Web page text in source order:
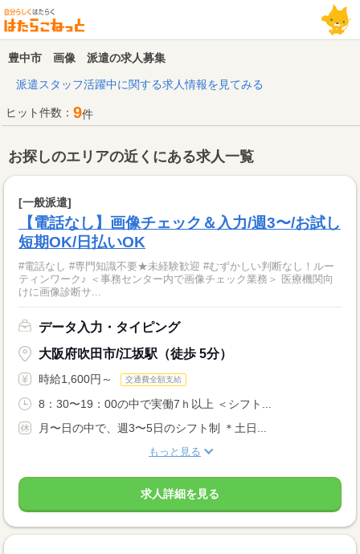
豊中市 画像 派遣の求人募集
派遣スタッフ活躍中に関する求人情報を見てみる
ヒット件数： 9件
お探しのエリアの近くにある求人一覧
[一般派遣]
【電話なし】画像チェック＆入力/週3〜/お試し
短期OK/日払いOK
#電話なし #専門知識不要★未経験歓迎 #むずかしい判断なし！ルー
ティンワーク♪ ＜事務センター内で画像チェック業務＞ 医療機関向
けに画像診断サ...
データ入力・タイピング
大阪府吹田市/江坂駅（徒歩 5分）
時給1,600円～ 交通費全額支給
8：30〜19：00の中で実働7ｈ以上 ＜シフト...
月〜日の中で、週3〜5日のシフト制 ＊土日...
もっと見る
求人詳細を見る